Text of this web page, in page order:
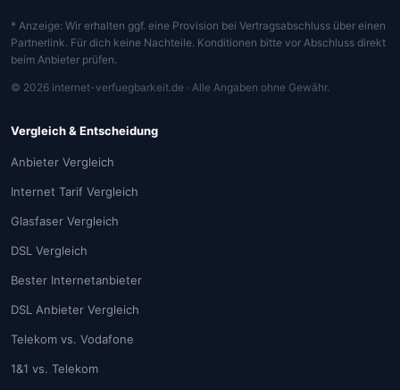
* Anzeige: Wir erhalten ggf. eine Provision bei Vertragsabschluss über einen
Partnerlink. Für dich keine Nachteile. Konditionen bitte vor Abschluss direkt
beim Anbieter prüfen.
© 2026 internet-verfuegbarkeit.de · Alle Angaben ohne Gewähr.
Vergleich & Entscheidung
Anbieter Vergleich
Internet Tarif Vergleich
Glasfaser Vergleich
DSL Vergleich
Bester Internetanbieter
DSL Anbieter Vergleich
Telekom vs. Vodafone
1&1 vs. Telekom